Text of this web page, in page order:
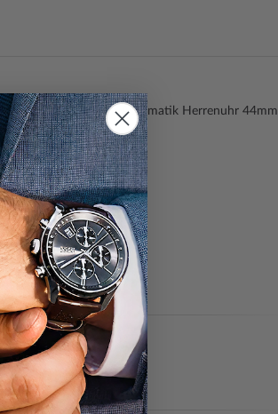
I12506 The Catalina Automatik Herrenuhr 44mm
Automatik 44mm
Stunde